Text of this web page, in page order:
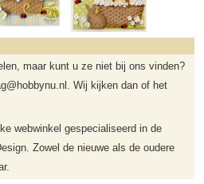
maar kunt u ze niet bij ons vinden?
Wij kijken dan of het
webwinkel gespecialiseerd in de
Zowel de nieuwe als de oudere